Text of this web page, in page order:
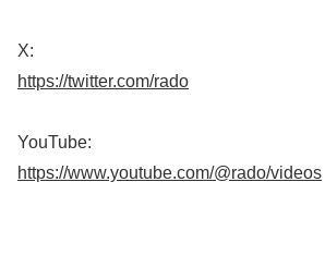
X:
https://twitter.com/rado
YouTube:
https://www.youtube.com/@rado/videos